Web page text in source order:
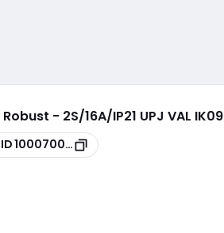
- 2S/16A/IP21 UPJ VAL IK09
100070000